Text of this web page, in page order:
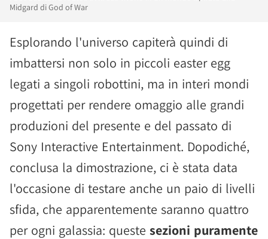
Midgard di God of War
Esplorando l'universo capiterà quindi di
imbattersi non solo in piccoli easter egg
legati a singoli robottini, ma in interi mondi
progettati per rendere omaggio alle grandi
produzioni del presente e del passato di
Sony Interactive Entertainment. Dopodiché,
conclusa la dimostrazione, ci è stata data
l'occasione di testare anche un paio di livelli
sfida, che apparentemente saranno quattro
per ogni galassia: queste sezioni puramente